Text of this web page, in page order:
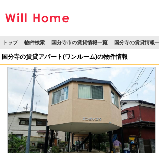
トップ
>
物件検索
>
国分寺市の賃貸情報一覧
>
国分寺の賃貸情報
>
国分寺の賃貸アパート(ワンルーム)の物件情報